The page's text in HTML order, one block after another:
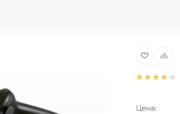
Цена: